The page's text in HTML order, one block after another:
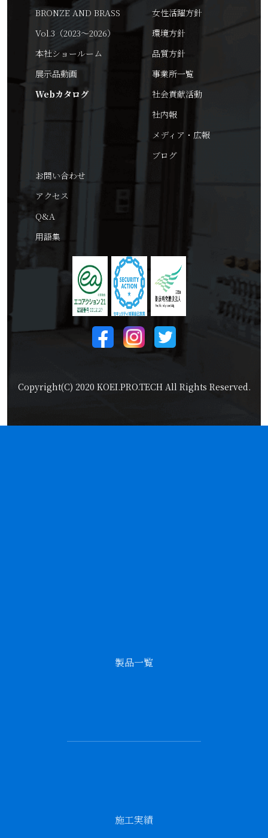
BRONZE AND BRASS
Vol.3（2023～2026）
本社ショールーム
展示品動画
Webカタログ
女性活躍方針
環境方針
品質方針
事業所一覧
社会貢献活動
社内報
メディア・広報
ブログ
お問い合わせ
アクセス
Q&A
用語集
Copyright(C) 2020 KOEI.PRO.TECH All Rights Reserved.
製品一覧
施工実績